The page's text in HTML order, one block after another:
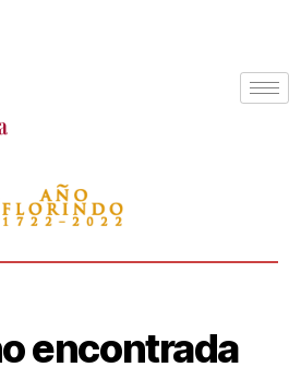
encontrada